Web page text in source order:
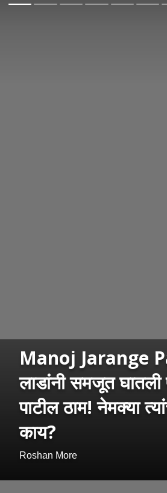
Manoj Jarange
लाडांनी समजूत
पाटील ठाम! नेमक्या
काय?
Roshan More